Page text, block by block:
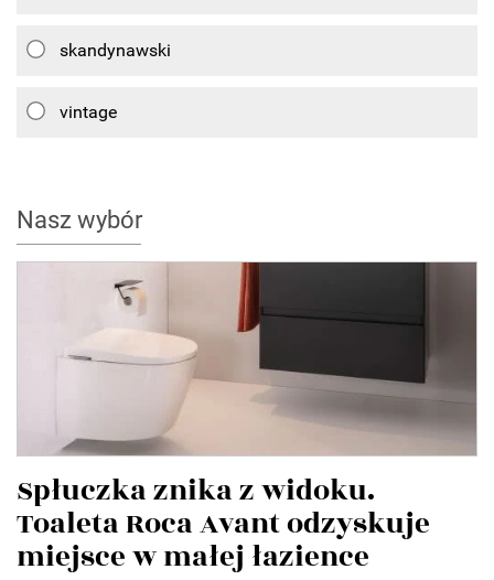
skandynawski
vintage
Nasz wybór
Spłuczka znika z widoku.
Toaleta Roca Avant odzyskuje
miejsce w małej łazience